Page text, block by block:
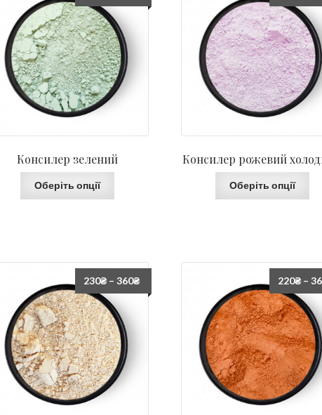
Консилер зелений
Оберіть опції
Консилер рожевий
Оберіть опції
230₴– 360₴ 220₴ –